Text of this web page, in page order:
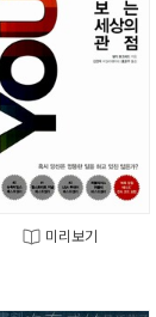
미리보기